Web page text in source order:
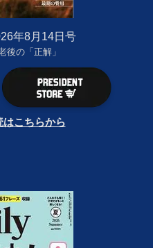
年8月14日号
後の「正解」
こちらから